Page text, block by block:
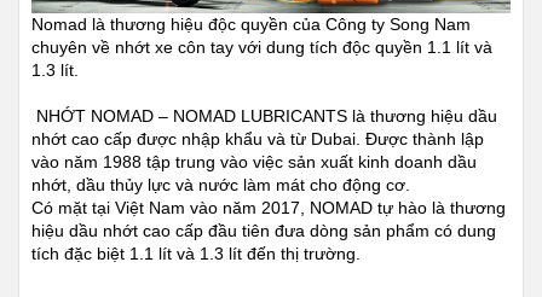
Nomad là thương hiệu độc quyền của Công ty Song Nam
chuyên về nhớt xe côn tay với dung tích độc quyền 1.1 lít và
1.3 lít.
nhớt cao cấp được nhập khẩu và từ Dubai. Được thành lập
vào năm 1988 tập trung vào việc sản xuất kinh doanh dầu
nhớt, dầu thủy lực và nước làm mát cho động cơ.
Có mặt tại Việt Nam vào năm 2017, NOMAD tự hào là thương
hiệu dầu nhớt cao cấp đầu tiên đưa dòng sản phẩm có dung
tích đặc biệt 1.1 lít và 1.3 lít đến thị trường.